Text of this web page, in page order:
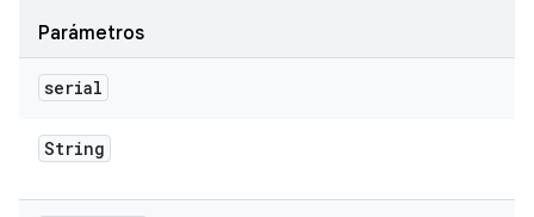
Parámetros
serial
String